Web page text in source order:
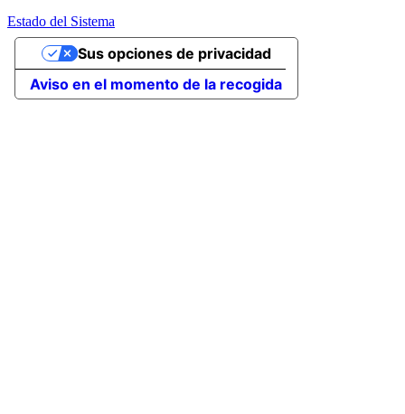
Estado del Sistema
Aviso en el momento de la recogida
Sus opciones de privacidad